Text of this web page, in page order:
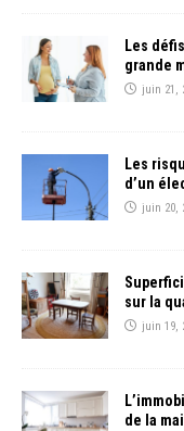
Les
grande
juin 21,
Les
d’un
juin 20,
sur la
juin 19,
de la